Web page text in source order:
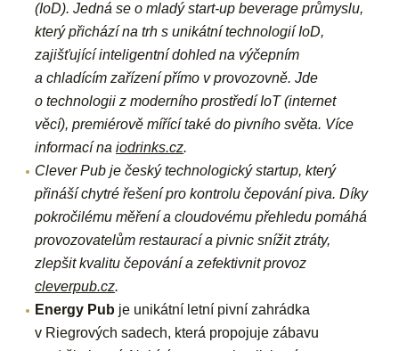
(IoD). Jedná se o mladý start-up beverage průmyslu,
který přichází na trh s unikátní technologií IoD,
zajišťující inteligentní dohled na výčepním
a chladícím zařízení přímo v provozovně. Jde
o technologii z moderního prostředí IoT (internet
věcí), premiérově mířící také do pivního světa. Více
informací naiodrinks.cz.
Clever Pub je český technologický startup, který
přináší chytré řešení pro kontrolu čepování piva. Díky
pokročilému měření a cloudovému přehledu pomáhá
provozovatelům restaurací a pivnic snížit ztráty,
zlepšit kvalitu čepování a zefektivnit provoz
cleverpub.cz.
Energy Pub je unikátní letní pivní zahrádka
v Riegrových sadech, která propojuje zábavu